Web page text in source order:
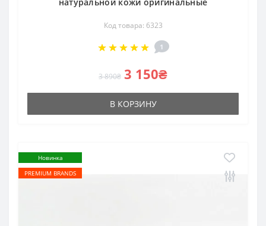
Код товара: 6323
1
3 890₴ 3 150₴
В КОРЗИНУ
Новинка
PREMIUM BRANDS